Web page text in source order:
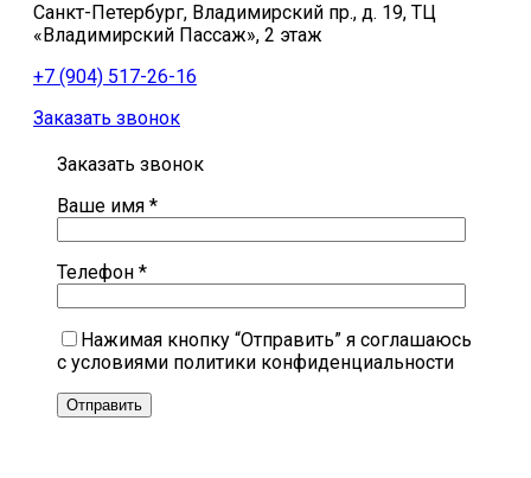
Санкт-Петербург, Владимирский пр., д. 19, ТЦ
«Владимирский Пассаж», 2 этаж
+7 (904) 517-26-16
Заказать звонок
Заказать звонок
Ваше имя *
Телефон *
Нажимая кнопку “Отправить” я соглашаюсь
с условиями политики конфиденциальности